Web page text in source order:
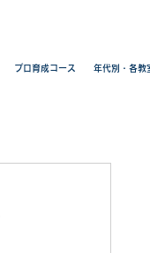
プロ育成コース 年代別・各教